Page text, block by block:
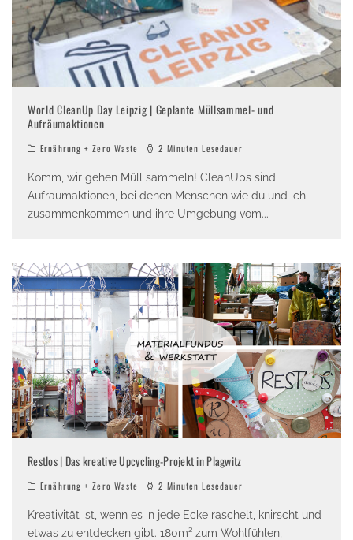
World CleanUp Day Leipzig | Geplante Müllsammel- und
Aufräumaktionen
Ernährung + Zero Waste 2 Minuten Lesedauer
Komm, wir gehen Müll sammeln! CleanUps sind
Aufräumaktionen, bei denen Menschen wie du und ich
zusammenkommen und ihre Umgebung vom...
Restlos | Das kreative Upcycling-Projekt in Plagwitz
Ernährung + Zero Waste 2 Minuten Lesedauer
Kreativität ist, wenn es in jede Ecke raschelt, knirscht und
etwas zu entdecken gibt. 180m² zum Wohlfühlen,